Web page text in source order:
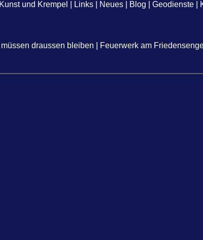
Kunst und Krempel Links Neues Blog Geodienste
draussen bleiben Feuerwerk am